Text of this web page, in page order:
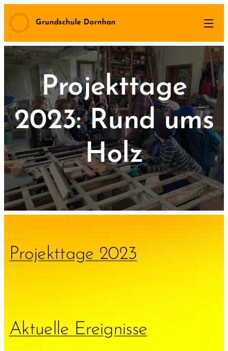
Grundschule Dornhan
Projekttage
2023: Rund ums
Holz
Projekttage 2023
Aktuelle Ereignisse